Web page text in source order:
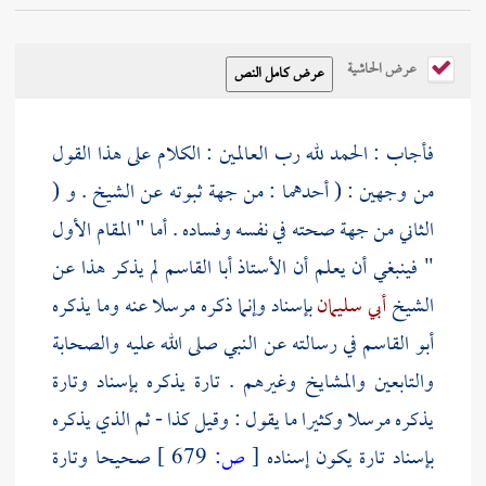
عرض الحاشية
فأجاب : الحمد لله رب العالمين : الكلام على هذا القول
من وجهين : ( أحدهما : من جهة ثبوته عن الشيخ . و (
الثاني من جهة صحته في نفسه وفساده . أما " المقام الأول
" فينبغي أن يعلم أن الأستاذأبا القاسم لم يذكر هذا عن
الشيخأبي سليمانبإسناد وإنما ذكره مرسلا عنه وما يذكره
أبو القاسمفي رسالته عن النبي صلى الله عليه والصحابة
والتابعين والمشايخ وغيرهم . تارة يذكره بإسناد وتارة
يذكره مرسلا وكثيرا ما يقول : وقيل كذا - ثم الذي يذكره
بإسناد تارة يكون إسناده [ص:
صحيحا وتارة